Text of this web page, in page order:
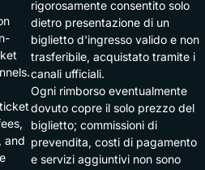
and
rigorosamente consentito solo
dietro presentazione di un
biglietto d'ingresso valido e non
trasferibile, acquistato tramite i
canali ufficiali.
Ogni rimborso eventualmente
dovuto copre il solo prezzo del
biglietto; commissioni di
prevendita, costi di pagamento
e servizi aggiuntivi non sono